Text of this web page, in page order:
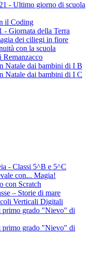
- Ultimo giorno di scuola
il Coding
- Giornata della Terra
dei ciliegi in fiore
con la scuola
Natale dai bambini di I B
Natale dai bambini di I C
- Classi 5^B e 5^C
con... Magia!
con Scratch
– Storie di mare
Verticali Digitali
primo grado "Nievo" di
primo grado "Nievo" di